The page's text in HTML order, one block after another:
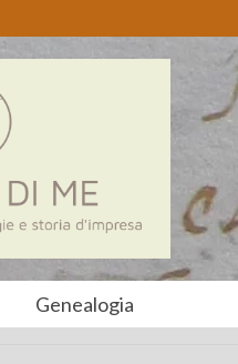
Genealogia